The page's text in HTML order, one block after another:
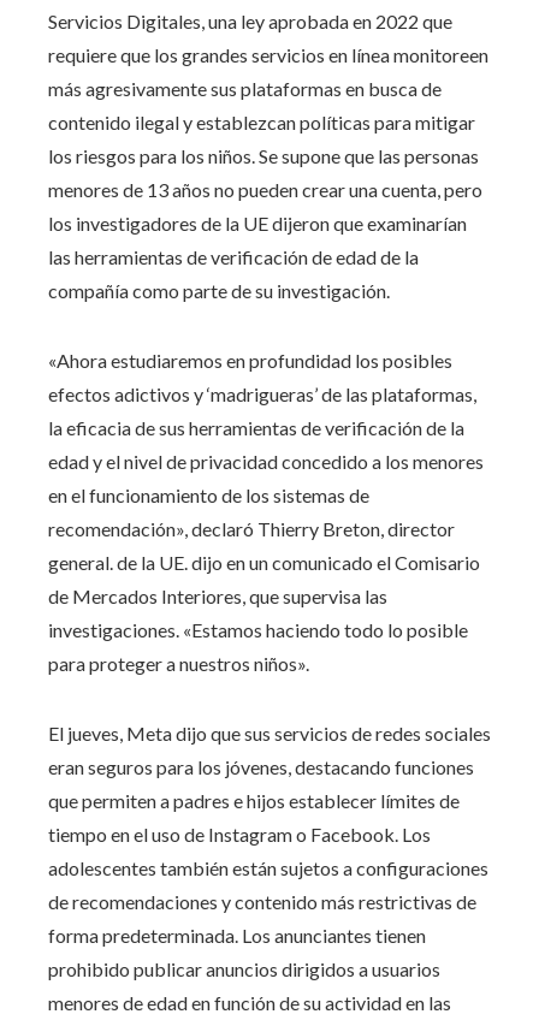
Servicios Digitales, una ley aprobada en 2022 que
requiere que los grandes servicios en línea monitoreen
más agresivamente sus plataformas en busca de
contenido ilegal y establezcan políticas para mitigar
los riesgos para los niños. Se supone que las personas
menores de 13 años no pueden crear una cuenta, pero
los investigadores de la UE dijeron que examinarían
las herramientas de verificación de edad de la
compañía como parte de su investigación.
«Ahora estudiaremos en profundidad los posibles
efectos adictivos y ‘madrigueras’ de las plataformas,
la eficacia de sus herramientas de verificación de la
edad y el nivel de privacidad concedido a los menores
en el funcionamiento de los sistemas de
recomendación», declaró Thierry Breton, director
general. de la UE. dijo en un comunicado el Comisario
de Mercados Interiores, que supervisa las
investigaciones. «Estamos haciendo todo lo posible
para proteger a nuestros niños».
El jueves, Meta dijo que sus servicios de redes sociales
eran seguros para los jóvenes, destacando funciones
que permiten a padres e hijos establecer límites de
tiempo en el uso de Instagram o Facebook. Los
adolescentes también están sujetos a configuraciones
de recomendaciones y contenido más restrictivas de
forma predeterminada. Los anunciantes tienen
prohibido publicar anuncios dirigidos a usuarios
menores de edad en función de su actividad en las